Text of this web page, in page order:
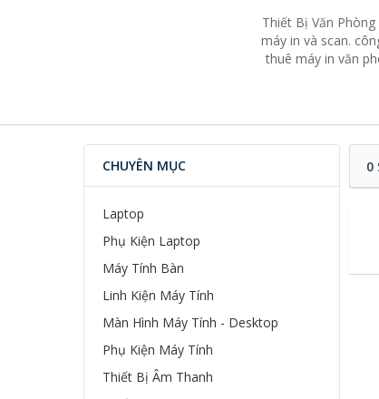
Thiết Bị Văn
máy in và scan.
thuê máy in văn
CHUYÊN MỤC
Laptop
Phụ Kiện Laptop
Máy Tính Bàn
Linh Kiện Máy Tính
Màn Hình Máy Tính - Desktop
Phụ Kiện Máy Tính
Thiết Bị Âm Thanh
0